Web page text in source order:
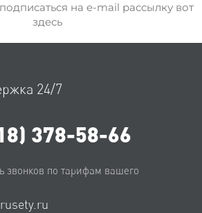
на e-mail рассылку вот
здесь
24/7
378-58-66
звонков по тарифам вашего